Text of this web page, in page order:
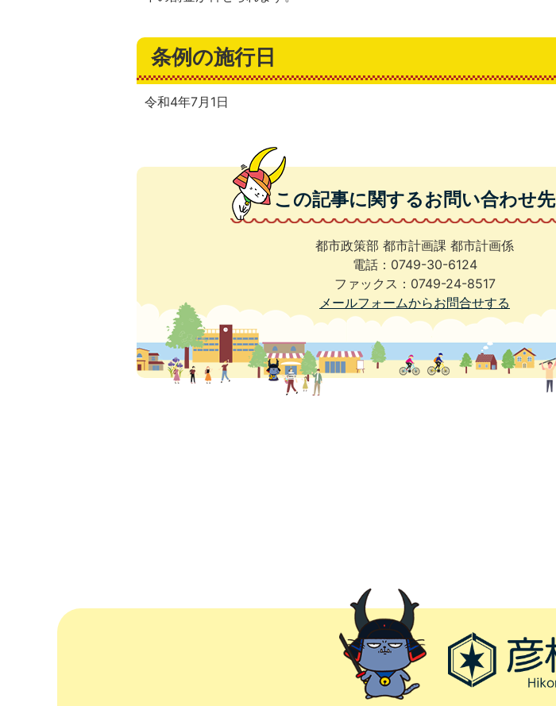
条例の施行日
令和4年7月1日
この記事に関するお問い合わせ先
都市政策部 都市計画課 都市計画係
電話：0749-30-6124
ファックス：0749-24-8517
メールフォームからお問合せする